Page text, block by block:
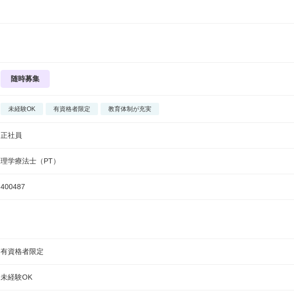
随時募集
未経験OK 有資格者限定 教育体制が充実
正社員
理学療法士（PT）
400487
有資格者限定
未経験OK